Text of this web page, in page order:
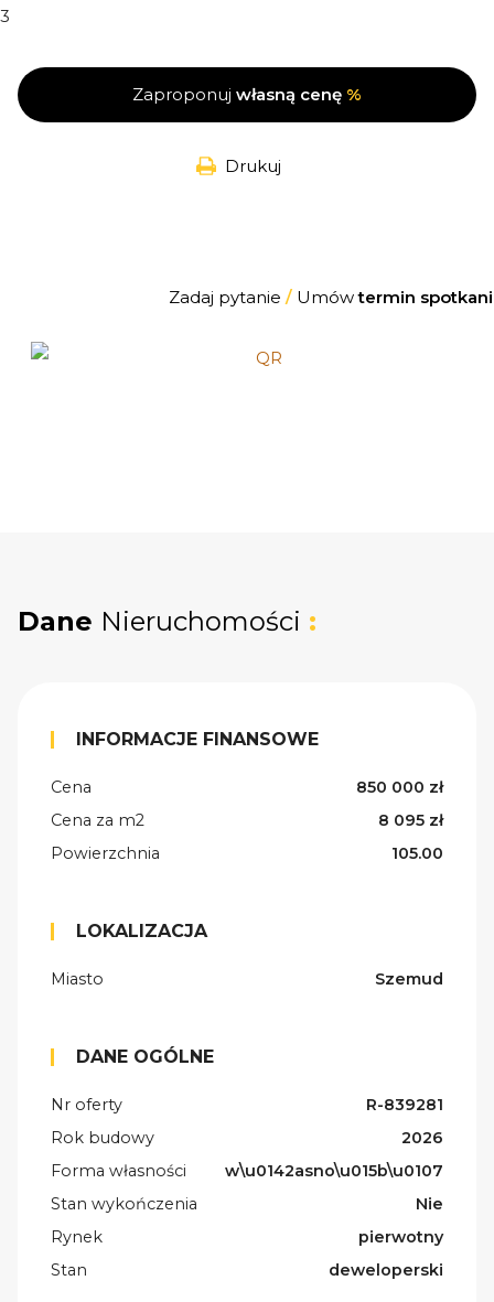
3
Zaproponuj własną cenę %
Drukuj
Zadaj pytanie /Umówtermin
Dane Nieruchomości :
INFORMACJE FINANSOWE
Cena
850 000 zł
Cena za m2
8 095 zł
Powierzchnia
105.00
LOKALIZACJA
Miasto Szemud
DANE OGÓLNE
Nr oferty
R-839281
Rok budowy
2026
Forma własności
w\u0142asno\u015b\u0107
Stan wykończenia
Nie
Rynek
pierwotny
Stan
deweloperski